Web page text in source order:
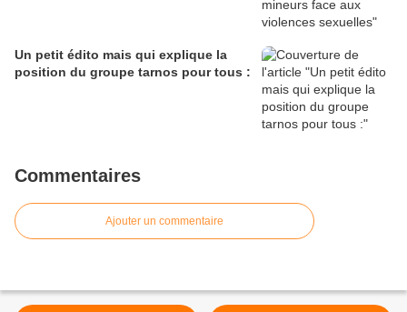
Un petit édito mais qui explique la
position du groupe tarnos pour tous :
Commentaires
Ajouter un commentaire